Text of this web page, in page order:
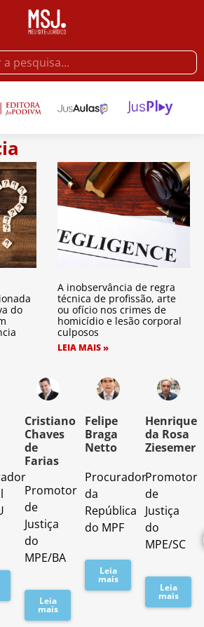
do
A inobservância de regra
técnica de profissão, arte
ou ofício nos crimes de
homicídio e lesão corporal
culposos
LEIA MAIS »
Cristiano
Chaves
de
Farias
Promotor
de
Justiça
do
MPE/BA
Leia
mais
Felipe
Braga
Netto
Procurador
da
República
do MPF
Leia
mais
Henrique
da Rosa
Ziesemer
Promotor
de
Justiça
do
MPE/SC
Leia
mais